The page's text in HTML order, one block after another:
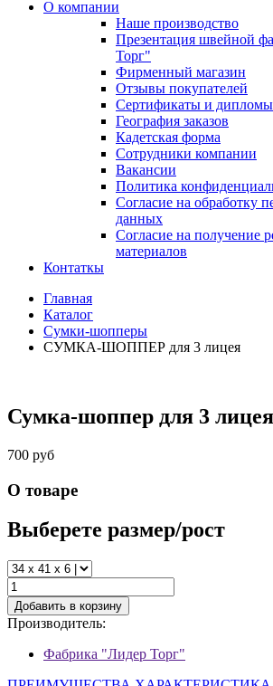
О компании
Наше производство
Презентация швейной
Торг"
Фирменный магазин
Отзывы покупателей
Сертификаты и дипломы
География заказов
Кадетская форма
Сотрудники компании
Вакансии
Политика
Согласие на обработку
данных
Согласие на получение
материалов
Контаткы
Главная
Каталог
Сумки-шопперы
СУМКА-ШОППЕР для 3 лицея
Сумка-шоппер для 3 лицея
700 руб
О товаре
Выберете размер/рост
Добавить в корзину
Производитель:
Фабрика "Лидер Торг"